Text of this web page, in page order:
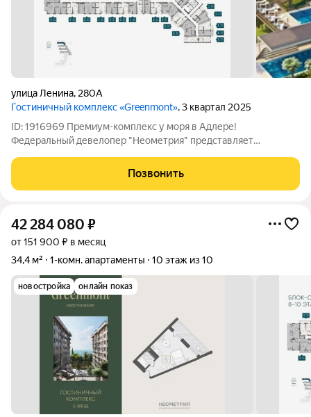
улица Ленина, 280А
Гостиничный комплекс «Greenmont», 3 квартал 2025
ID: 1916969 Премиум-комплекс у моря в Адлере!
Федеральный девелопер "Неометрия" представляет
Комплекс сдан в 2025 году - никакого износа, современный
монолит и продуманные планировки. Комплекс
Позвонить
42 284 080 ₽
от 151 900 ₽ в месяц
34,4 м²
1-комн. апартаменты 10 этаж из 10
новостройка онлайн показ